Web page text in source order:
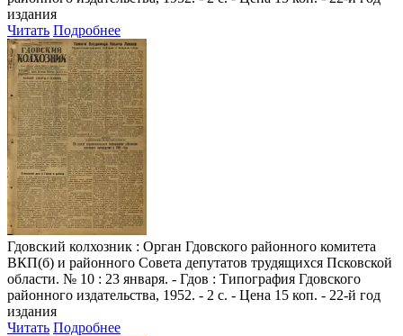
издания
Читать Подробнее
Гдовский колхозник : Орган Гдовского районного комитета
ВКП(б) и районного Совета депутатов трудящихся Псковской
области. № 10 : 23 января. - Гдов : Типография Гдовского
районного издательства, 1952. - 2 с. - Цена 15 коп. - 22-й год
издания
Читать Подробнее